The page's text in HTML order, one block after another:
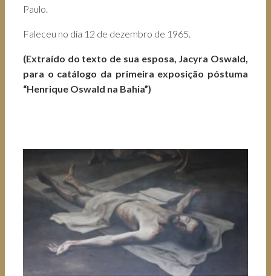
Paulo.
Faleceu no dia 12 de dezembro de 1965.
(Extraído do texto de sua esposa, Jacyra Oswald,
para o catálogo da primeira exposição póstuma
“Henrique Oswald na Bahia”)